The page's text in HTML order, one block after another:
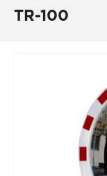
TR-100